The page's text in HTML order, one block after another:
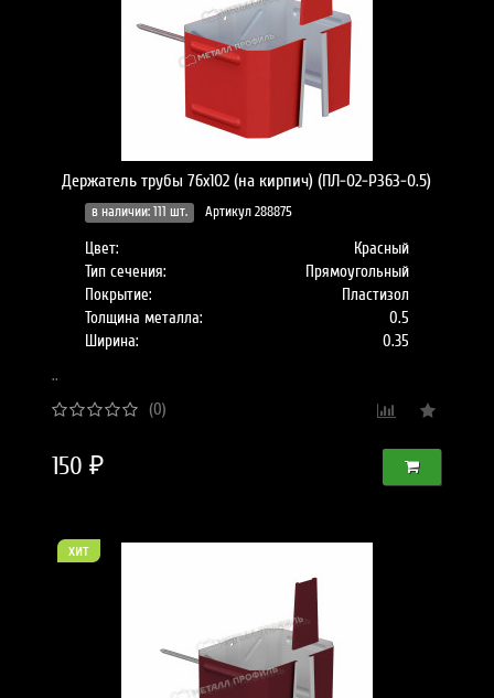
Держатель трубы 76х102 (на кирпич) (ПЛ-02-Р363-0.5)
в наличии: 111 шт. Артикул 288875
Цвет:
Красный
Тип сечения:
Прямоугольный
Покрытие:
Пластизол
Толщина металла:
0.5
Ширина:
0.35
..
(0)
150 ₽
хит